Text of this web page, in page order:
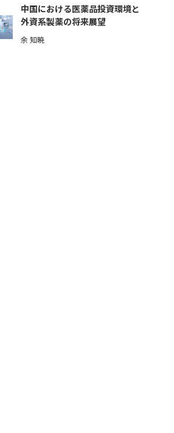
中国における医薬品投資環境と
外資系製薬の将来展望
余 知暁